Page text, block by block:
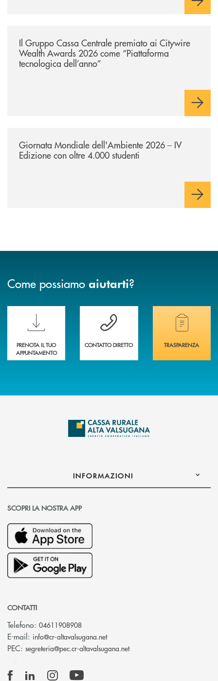
Il Gruppo Cassa Centrale premiato ai Citywire
Wealth Awards 2026 come “Piattaforma
tecnologica dell’anno”
Giornata Mondiale dell'Ambiente 2026 – IV
Edizione con oltre 4.000 studenti
Come possiamo aiutarti?
Scopri le funzionalità della nuova PRENOTA BANCA
PRENOTA IL TUO
APPUNTAMENTO
Hai bisogno di assistenza immediata?
CONTATTO DIRETTO
Hai bisogno di
TRASPARENZA
INFORMAZIONI
SCOPRI LA NOSTRA APP
CONTATTI
Telefono: 04611908908
E-mail: info@cr-altavalsugana.net(si apre l’app di posta
PEC: segreteria@pec.cr-altavalsugana.net(si apre l’app di posta